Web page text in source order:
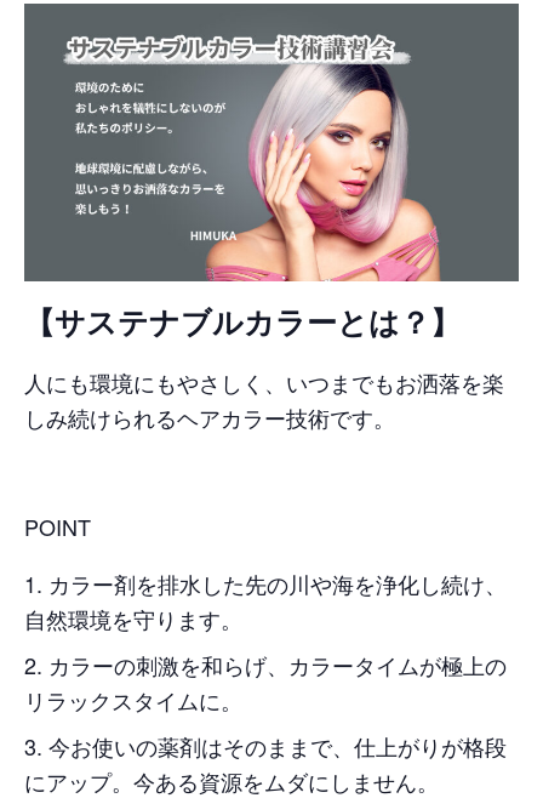
【サステナブルカラーとは？】
人にも環境にもやさしく、いつまでもお洒落を楽
しみ続けられるヘアカラー技術です。
POINT
カラー剤を排水した先の川や海を浄化し続け、
自然環境を守ります。
カラーの刺激を和らげ、カラータイムが極上の
リラックスタイムに。
今お使いの薬剤はそのままで、仕上がりが格段
にアップ。今ある資源をムダにしません。